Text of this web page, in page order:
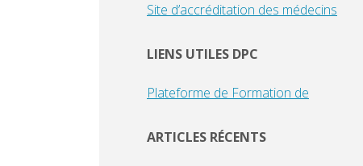
Site d’accréditation des médecins
LIENS UTILES DPC
Plateforme de Formation de
ARTICLES RÉCENTS